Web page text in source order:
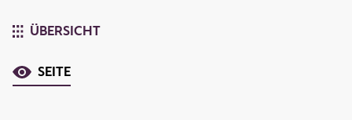
ÜBERSICHT
SEITE